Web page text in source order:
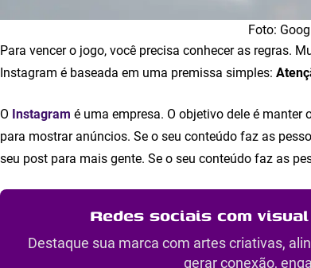
Foto:
Para vencer o jogo, você precisa conhecer as regras.
Instagram é baseada em uma premissa simples:
O Instagram é uma empresa. O objetivo dele é
para mostrar anúncios. Se o seu conteúdo faz as
seu post para mais gente. Se o seu conteúdo faz as
Redes sociais com
Destaque sua marca com artes criativas,
gerar conexão,